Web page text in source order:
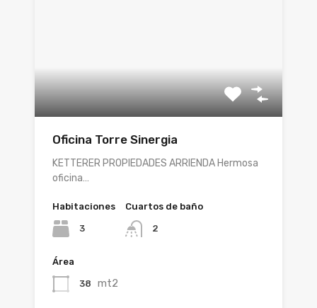
Oficina Torre Sinergia
KETTERER PROPIEDADES ARRIENDA Hermosa
oficina…
Habitaciones
3
Cuartos de baño
2
Área
38 mt2